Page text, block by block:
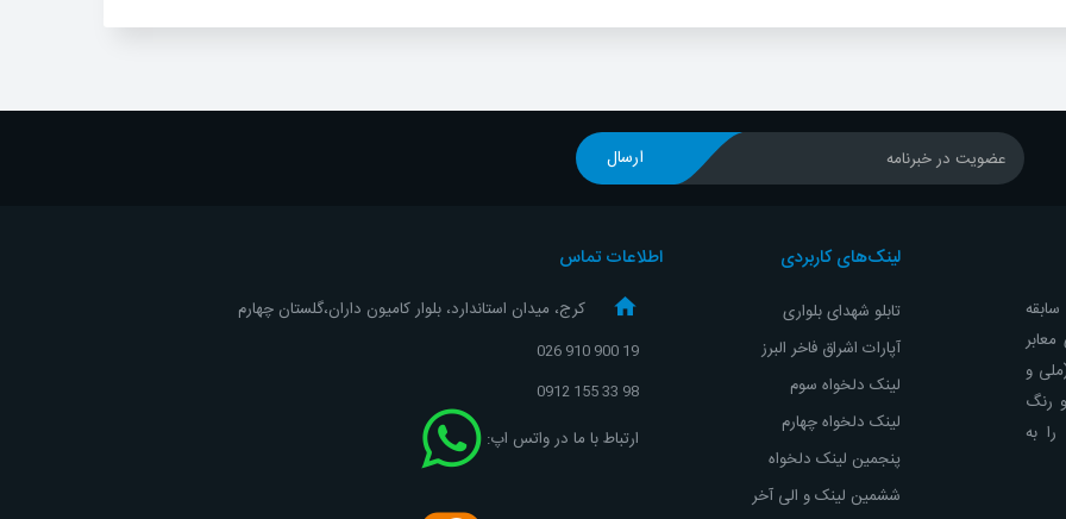
عضویت در خبرنامه ارسال
و با تجربه ، با حدود 10 سال سابقه
و
رنگ
به
لینک‌های کاربردی
تابلو شهدای بلواری
آپارات اشراق فاخر البرز
لینک دلخواه سوم
لینک دلخواه چهارم
پنجمین لینک دلخواه
ششمین لینک و الی آخر
اطلاعات تماس
کرج، میدان استاندارد، بلوار کامیون داران،گلستان چهارم
19 900 910 026
98 33 155 0912
ارتباط با ما در واتس اپ: